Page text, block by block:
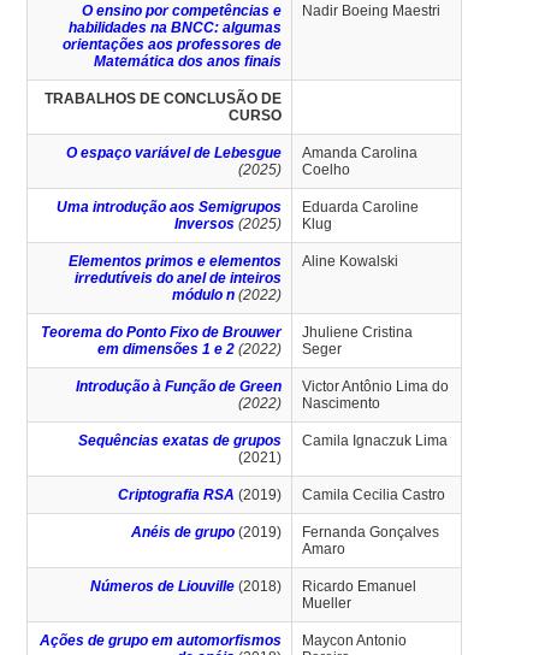
O ensino por competências e
habilidades na BNCC: algumas
orientações aos professores de
Matemática dos anos finais
Nadir Boeing Maestri
TRABALHOS DE CONCLUSÃO DE
CURSO
O espaço variável de Lebesgue
(2025)
Amanda Carolina
Coelho
Uma introdução aos Semigrupos
Inversos (2025)
Eduarda Caroline
Klug
Elementos primos e elementos
irredutíveis do anel de inteiros
módulo n (2022)
Aline Kowalski
Teorema do Ponto Fixo de Brouwer
em dimensões 1 e 2 (2022)
Jhuliene Cristina
Seger
Introdução à Função de Green
(2022)
Victor Antônio Lima do
Nascimento
Sequências exatas de grupos
(2021)
Camila Ignaczuk Lima
Criptografia RSA (2019) Camila Cecilia Castro
Anéis de grupo (2019)
Fernanda Gonçalves
Amaro
Números de Liouville (2018)
Ricardo Emanuel
Mueller
Ações de grupo em automorfismos
Maycon Antonio